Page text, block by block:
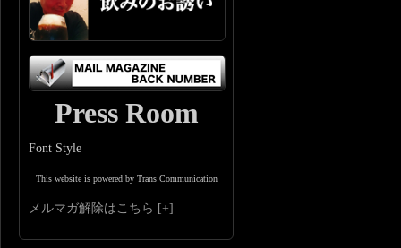
Press Room
Font Style
This website is powered by Trans Communication
メルマガ解除はこちら